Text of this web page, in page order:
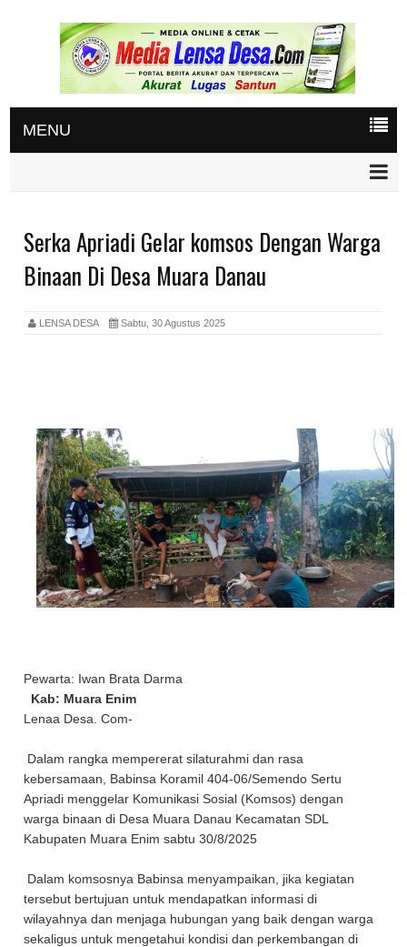
MENU
Serka Apriadi Gelar komsos Dengan Warga
Binaan Di Desa Muara Danau
LENSA DESA Sabtu, 30 Agustus 2025
Pewarta: Iwan Brata Darma
Kab: Muara Enim
Lenaa Desa. Com-
Dalam rangka mempererat silaturahmi dan rasa
kebersamaan, Babinsa Koramil 404-06/Semendo Sertu
Apriadi menggelar Komunikasi Sosial (Komsos) dengan
warga binaan di Desa Muara Danau Kecamatan SDL
Kabupaten Muara Enim sabtu 30/8/2025
Dalam komsosnya Babinsa menyampaikan, jika kegiatan
tersebut bertujuan untuk mendapatkan informasi di
wilayahnya dan menjaga hubungan yang baik dengan warga
sekaligus untuk mengetahui kondisi dan perkembangan di